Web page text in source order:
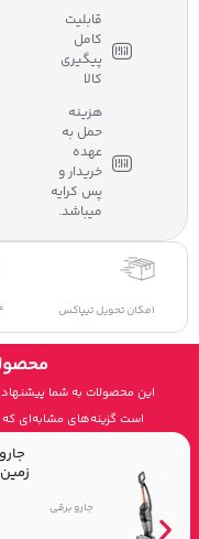
قابلیت
کامل
پیگیری
کالا
هزینه
حمل به
عهده
خریدار و
پس کرایه
میباشد.
24 ساعته، 7 روز هفته
این محصولات به شما
است گزینه‌های مشابه‌ای که
جارو برقی